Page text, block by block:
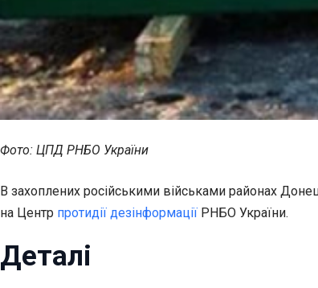
Фото: ЦПД РНБО України
В захоплених російськими військами районах
на Центр протидії дезінформації РНБО України.
Деталі